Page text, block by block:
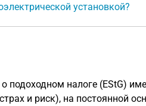
установкой?
подоходном налоге (EStG)
и риск), на постоянной